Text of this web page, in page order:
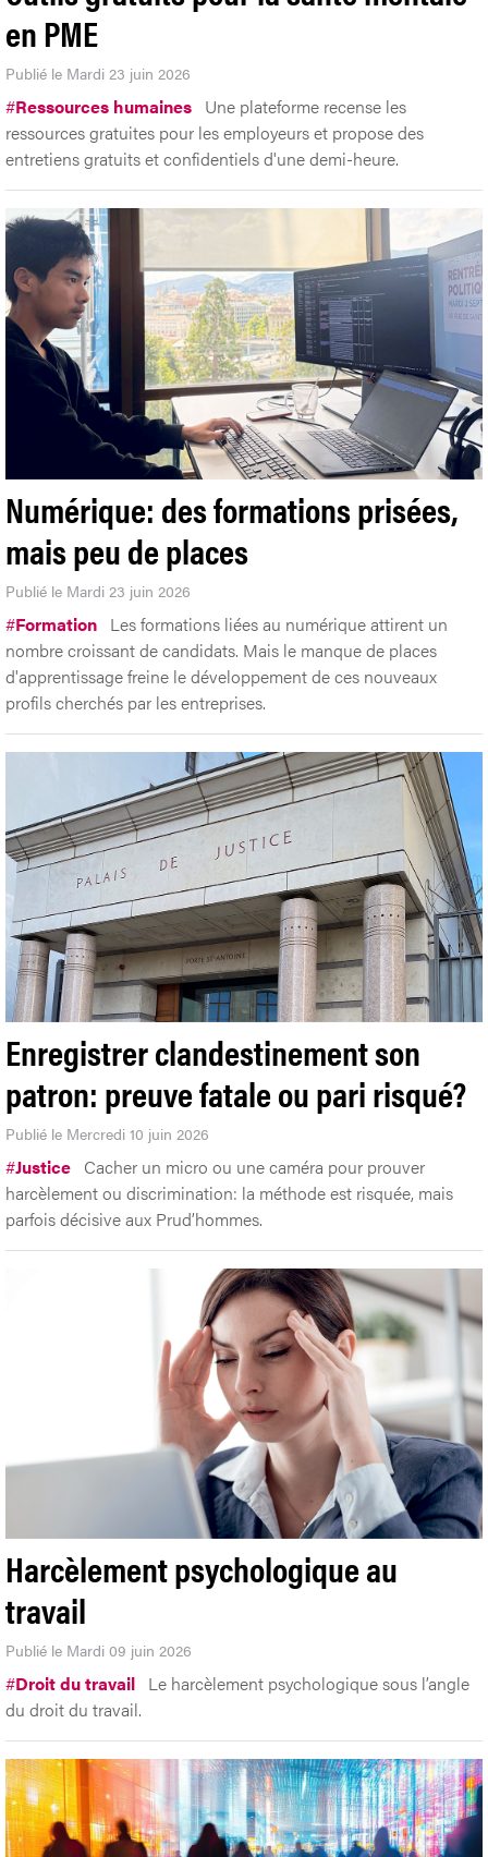
en PME
Publié le Mardi 23 juin 2026
#Ressources humaines Une plateforme recense les
ressources gratuites pour les employeurs et propose des
entretiens gratuits et confidentiels d'une demi-heure.
Numérique: des formations prisées,
mais peu de places
Publié le Mardi 23 juin 2026
#Formation Les formations liées au numérique attirent un
nombre croissant de candidats. Mais le manque de places
d'apprentissage freine le développement de ces nouveaux
profils cherchés par les entreprises.
Enregistrer clandestinement son
patron: preuve fatale ou pari risqué?
Publié le Mercredi 10 juin 2026
#Justice Cacher un micro ou une caméra pour prouver
harcèlement ou discrimination: la méthode est risquée, mais
parfois décisive aux Prud’hommes.
Harcèlement psychologique au
travail
Publié le Mardi 09 juin 2026
#Droit du travail Le harcèlement psychologique sous l’angle
du droit du travail.